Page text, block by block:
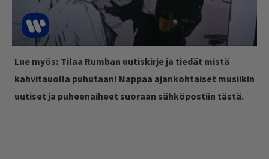
Lue myös: Tilaa Rumban uutiskirje ja tiedät mistä
kahvitauolla puhutaan! Nappaa ajankohtaiset musiikin
uutiset ja puheenaiheet suoraan sähköpostiin tästä.